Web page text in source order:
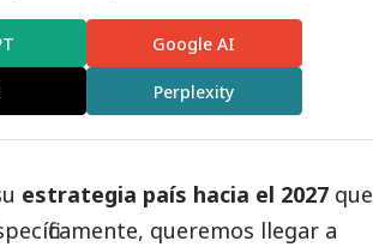
Google AI
Perplexity
estrategia país hacia el 2027 que
queremos llegar a